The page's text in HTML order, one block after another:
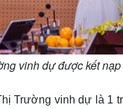
vinh dự được kết
Trường vinh dự là 1